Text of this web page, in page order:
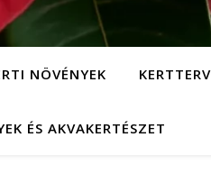
NÖVÉNYEK
ÉS AKVAKERTÉSZET